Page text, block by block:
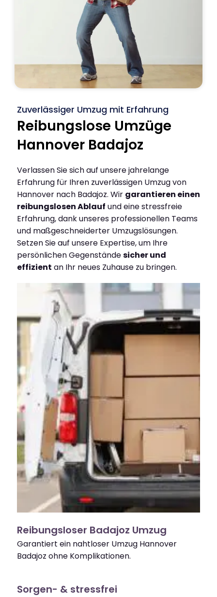
Zuverlässiger Umzug mit Erfahrung
Reibungslose Umzüge
Hannover Badajoz
Verlassen Sie sich auf unsere jahrelange
Erfahrung für Ihren zuverlässigen Umzug von
Hannover nach Badajoz. Wir garantieren einen
reibungslosen Ablauf und eine stressfreie
Erfahrung, dank unseres professionellen Teams
und maßgeschneiderter Umzugslösungen.
Setzen Sie auf unsere Expertise, um Ihre
persönlichen Gegenständesicher und
effizient an Ihr neues Zuhause zu bringen.
Reibungsloser Badajoz Umzug
Garantiert ein nahtloser Umzug Hannover
Badajoz ohne Komplikationen.
Sorgen- & stressfrei